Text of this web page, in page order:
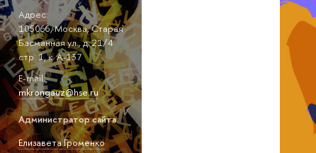
Адрес:
105066, Москва, Старая
Басманная ул., д. 21/4
стр. 1, к. А-137
E-mail:
mkrongauz@hse.ru
Администратор сайта:
Елизавета Громенко